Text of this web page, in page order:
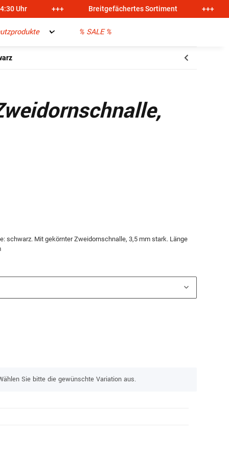
Uhr +++ Breitgefächertes Sortiment +++
% SALE %
schwarz. Mit gekörnter Zweidornschnalle, 3,5 mm stark. Länge
Sie bitte die gewünschte Variation aus.